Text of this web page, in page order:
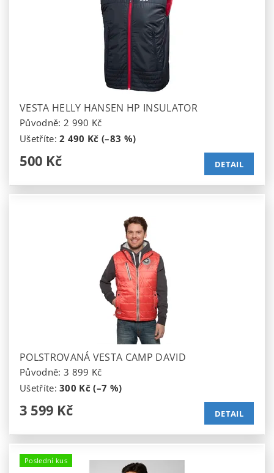
VESTA HELLY HANSEN HP INSULATOR
Původně: 2 990 Kč
Ušetříte:2 490 Kč (–83 %)
500 Kč DETAIL
POLSTROVANÁ VESTA CAMP DAVID
Původně: 3 899 Kč
Ušetříte:300 Kč (–7 %)
3 599 Kč DETAIL
Poslední kus